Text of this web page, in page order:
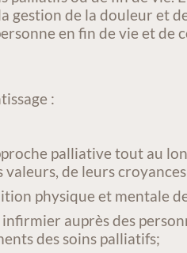
gestion de la douleur et
en fin de vie et
:
palliative tout au
valeurs, de leurs
physique et mentale
auprès des
des soins palliatifs;